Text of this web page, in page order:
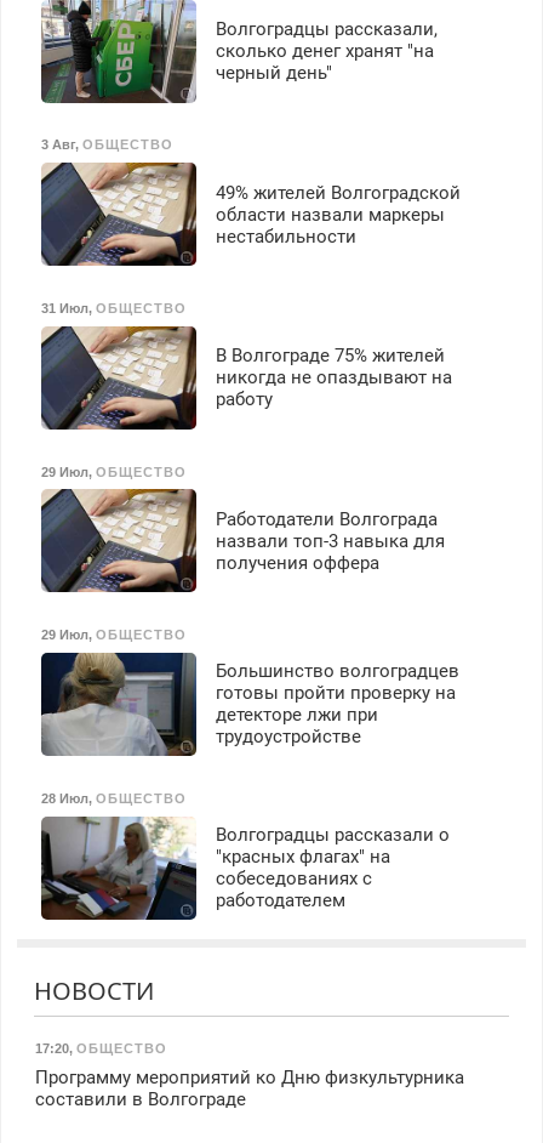
Волгоградцы рассказали,
сколько денег хранят "на
черный день"
3 Авг, ОБЩЕСТВО
49% жителей Волгоградской
области назвали маркеры
нестабильности
31 Июл, ОБЩЕСТВО
В Волгограде 75% жителей
никогда не опаздывают на
работу
29 Июл, ОБЩЕСТВО
Работодатели Волгограда
назвали топ-3 навыка для
получения оффера
29 Июл, ОБЩЕСТВО
Большинство волгоградцев
готовы пройти проверку на
детекторе лжи при
трудоустройстве
28 Июл, ОБЩЕСТВО
Волгоградцы рассказали о
"красных флагах" на
собеседованиях с
работодателем
НОВОСТИ
17:20, ОБЩЕСТВО
Программу мероприятий ко Дню физкультурника
составили в Волгограде